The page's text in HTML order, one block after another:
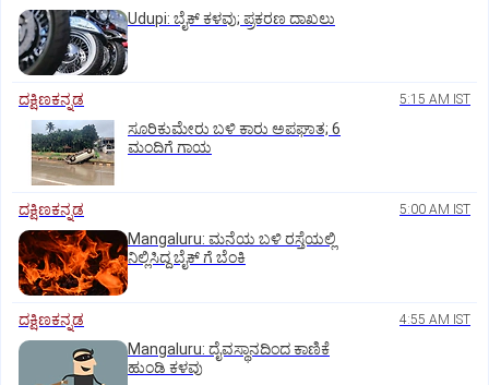
Udupi: ಬೈಕ್ ಕಳವು; ಪ್ರಕರಣ ದಾಖಲು
ದಕ್ಷಿಣಕನ್ನಡ 5:15 AM IST
ಸೂರಿಕುಮೇರು ಬಳಿ ಕಾರು ಅಪಘಾತ; 6
ಮಂದಿಗೆ ಗಾಯ
ದಕ್ಷಿಣಕನ್ನಡ 5:00 AM IST
Mangaluru: ಮನೆಯ ಬಳಿ ರಸ್ತೆಯಲ್ಲಿ
ನಿಲ್ಲಿಸಿದ್ದ ಬೈಕ್ ಗೆ ಬೆಂಕಿ
ದಕ್ಷಿಣಕನ್ನಡ 4:55 AM IST
Mangaluru: ದೈವಸ್ಥಾನದಿಂದ ಕಾಣಿಕೆ
ಹುಂಡಿ ಕಳವು